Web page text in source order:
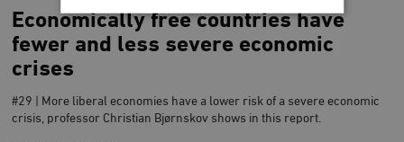
Economically free countries have
fewer and less severe economic
crises
#29 | More liberal economies have a lower risk of a severe economic
crisis, professor Christian Bjørnskov shows in this report.
Strikt nödvändigt Analys
Strikt nödvändiga kakor tillåter
kärnwebbplatsfunktioner som användarinloggning